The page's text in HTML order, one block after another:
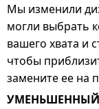
Мы изменили
могли выбрать
вашего хвата и
чтобы
замените ее на
УМЕНЬШЕННЫЙ